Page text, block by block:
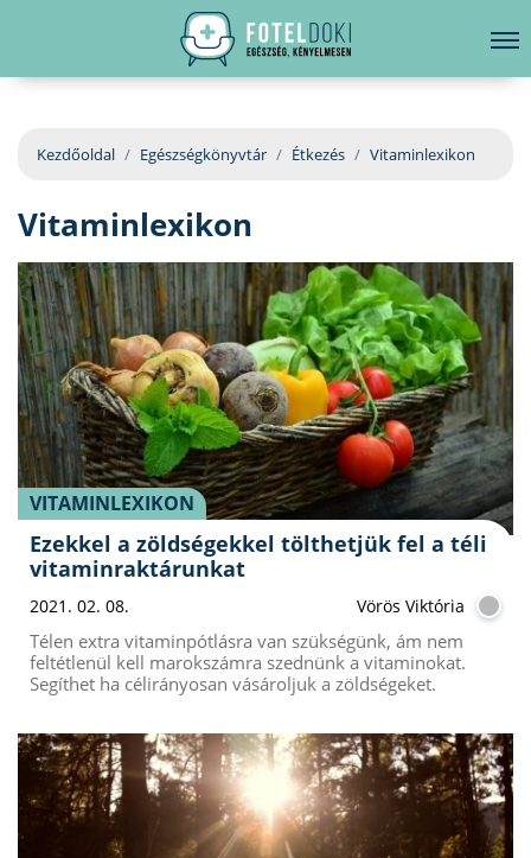
EGÉSZSÉGKÖNYVTÁR
ÜGYELETKERESŐ
ORVOS VÁLASZOL
ORVOSKERESŐ
hirdetés
Kezdőoldal Egészségkönyvtár Étkezés Vitaminlexikon
Vitaminlexikon
VITAMINLEXIKON
Ezekkel a zöldségekkel tölthetjük fel a téli
vitaminraktárunkat
2021. 02. 08. Vörös Viktória
Télen extra vitaminpótlásra van szükségünk, ám nem
feltétlenül kell marokszámra szednünk a vitaminokat.
Segíthet ha célirányosan vásároljuk a zöldségeket.